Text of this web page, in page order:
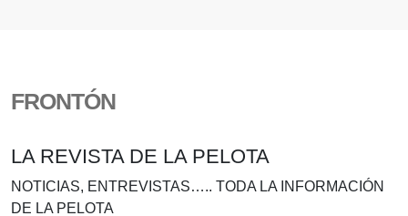
FRONTÓN
LA REVISTA DE LA PELOTA
NOTICIAS, ENTREVISTAS….. TODA LA INFORMACIÓN
DE LA PELOTA